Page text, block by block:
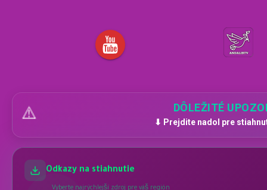
⚠️ DÔLEŽITÉ
⬇ Prejdite nadol pre